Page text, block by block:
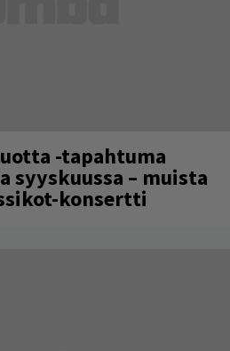
-tapahtuma
syyskuussa – muista
konsertti